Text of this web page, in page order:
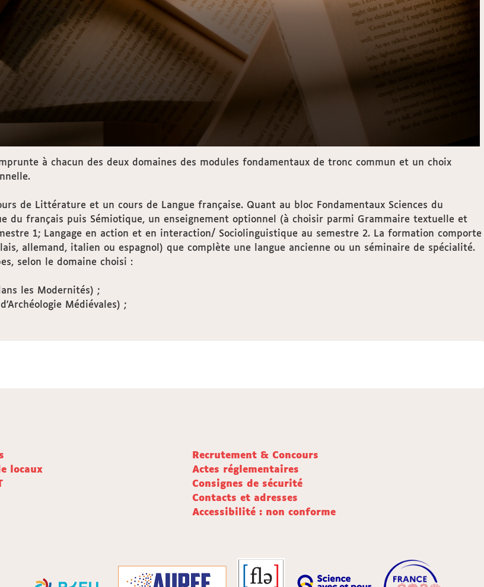
à chacun des deux domaines des modules fondamentaux de tronc commun et un choix
de Littérature et un cours de Langue française. Quant au bloc Fondamentaux Sciences du
du français puis Sémiotique, un enseignement optionnel (à choisir parmi Grammaire textuelle et
1; Langage en action et en interaction/ Sociolinguistique au semestre 2. La formation comporte
allemand, italien ou espagnol) que complète une langue ancienne ou un séminaire de spécialité.
selon le domaine choisi :
les Modernités) ;
Médiévales) ;
Recrutement & Concours
locaux
Actes réglementaires
Consignes de sécurité
Contacts et adresses
Accessibilité : non conforme